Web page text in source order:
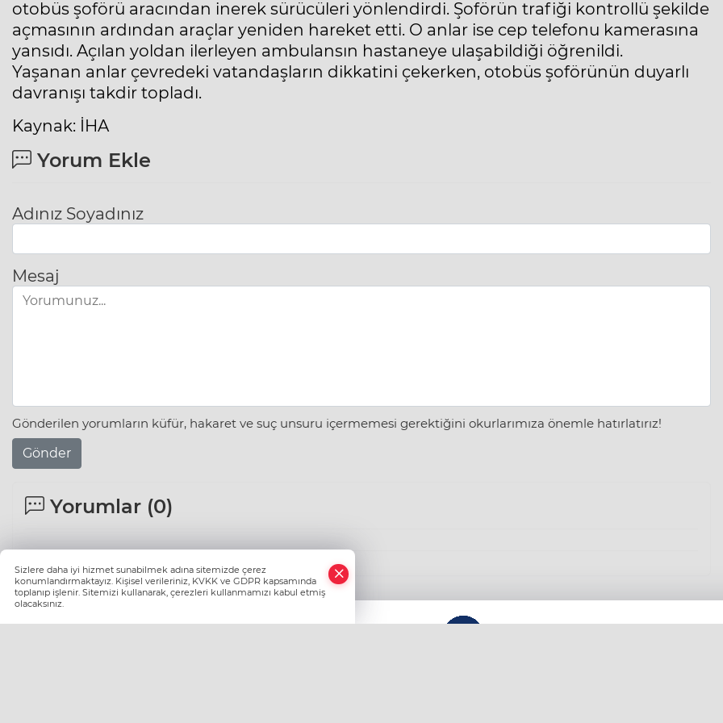
otobüs şoförü aracından inerek sürücüleri yönlendirdi. Şoförün trafiği kontrollü şekilde
açmasının ardından araçlar yeniden hareket etti. O anlar ise cep telefonu kamerasına
yansıdı. Açılan yoldan ilerleyen ambulansın hastaneye ulaşabildiği öğrenildi.
Yaşanan anlar çevredeki vatandaşların dikkatini çekerken, otobüs şoförünün duyarlı
davranışı takdir topladı.
Kaynak: İHA
Yorum Ekle
Adınız Soyadınız
Mesaj
Gönderilen yorumların küfür, hakaret ve suç unsuru içermemesi gerektiğini okurlarımıza önemle hatırlatırız!
Gönder
Yorumlar (0)
Sizlere daha iyi hizmet sunabilmek adına sitemizde çerez
konumlandırmaktayız. Kişisel verileriniz, KVKK ve GDPR kapsamında
toplanıp işlenir. Sitemizi kullanarak, çerezleri kullanmamızı kabul etmiş
olacaksınız.